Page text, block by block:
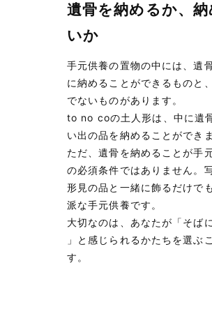
遺骨を納めるか、納
いか
手元供養の置物の中には、遺
に納めることができるものと
でないものがあります。
to no coの土人形は、中に遺
い出の品を納めることができま
ただ、遺骨を納めることが手
の必須条件ではありません。
形見の品と一緒に飾るだけで
派な手元供養です。
大切なのは、あなたが「そば
」と感じられるかたちを選ぶ
す。